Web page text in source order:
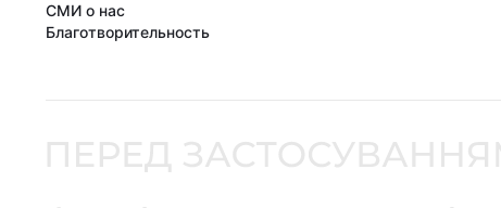
СМИ о нас
Благотворительность